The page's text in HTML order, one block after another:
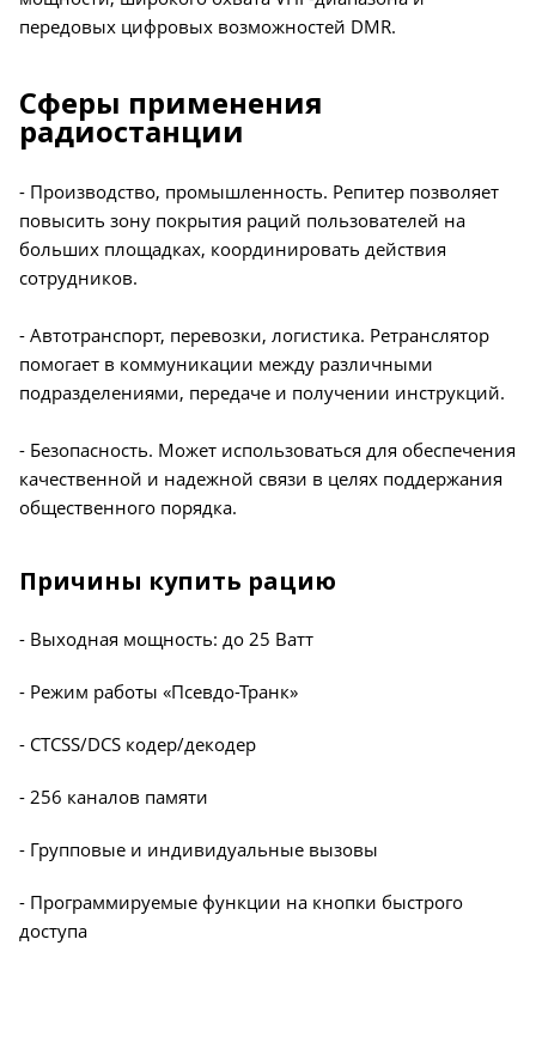
передовых цифровых возможностей DMR.
Сферы применения
радиостанции
- Производство, промышленность. Репитер позволяет
повысить зону покрытия раций пользователей на
больших площадках, координировать действия
сотрудников.
- Автотранспорт, перевозки, логистика. Ретранслятор
помогает в коммуникации между различными
подразделениями, передаче и получении инструкций.
- Безопасность. Может использоваться для обеспечения
качественной и надежной связи в целях поддержания
общественного порядка.
Причины купить рацию
- Выходная мощность: до 25 Ватт
- Режим работы «Псевдо-Транк»
- CTCSS/DCS кодер/декодер
- 256 каналов памяти
- Групповые и индивидуальные вызовы
- Программируемые функции на кнопки быстрого
доступа